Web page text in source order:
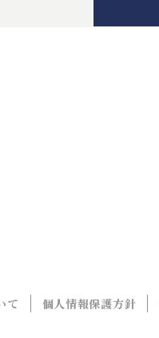
て 個人情報保護方針